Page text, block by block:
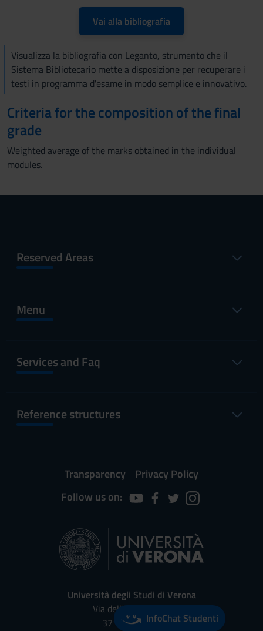
Vai alla bibliografia
Visualizza la bibliografia con Leganto, strumento che il
Sistema Bibliotecario mette a disposizione per recuperare i
testi in programma d'esame in modo semplice e innovativo.
Criteria for the composition of the final
grade
Weighted average of the marks obtained in the individual
modules.
Reserved Areas
Menu
Services and Faq
Reference structures
Transparency
Privacy Policy
Follow us on:
Università degli Studi di Verona
Via dell'Artigliere, 8
37129, VeronaInfoChat Studenti